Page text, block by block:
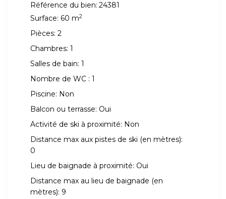
Référence du bien: 24381
Surface: 60 m2
Pièces: 2
Chambres: 1
Salles de bain: 1
Nombre de WC : 1
Piscine: Non
Balcon ou terrasse: Oui
Activité de ski à proximité: Non
Distance max aux pistes de ski (en mètres):
0
Lieu de baignade à proximité: Oui
Distance max au lieu de baignade (en
mètres): 9